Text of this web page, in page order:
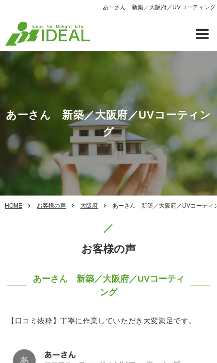
あーさん 新築／大阪府／UVコーティング
あーさん 新築／大阪府／UVコーティン
グ
HOME お客様の声 大阪府 あーさん 新築／大阪府／UVコーティ
お客様の声
あーさん 新築／大阪府／UVコーティ
ング
【口コミ抜粋】丁寧に作業していただき大変満足です。